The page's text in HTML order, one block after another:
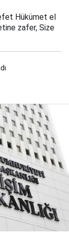
Hükümet el
zafer, Size